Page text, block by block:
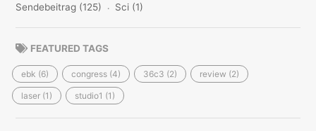
Sendebeitrag (125) Sci (1)
FEATURED TAGS
ebk (6) congress (4) 36c3 (2) review (2)
laser (1) studio1 (1)